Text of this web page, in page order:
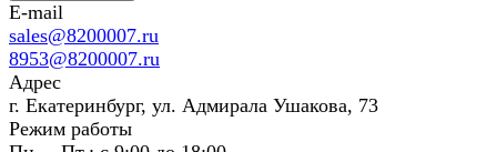
E-mail
sales@8200007.ru
8953@8200007.ru
Адрес
г. Екатеринбург, ул. Адмирала Ушакова, 73
Режим работы